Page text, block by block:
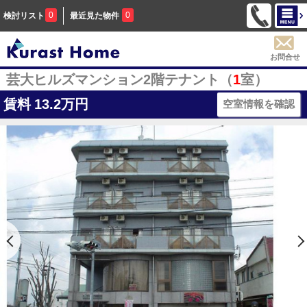
検討リスト 0 最近見た物件 0
お問合せ
芸大ヒルズマンション2階テナント（1室）
賃料 13.2万円 空室情報を確認